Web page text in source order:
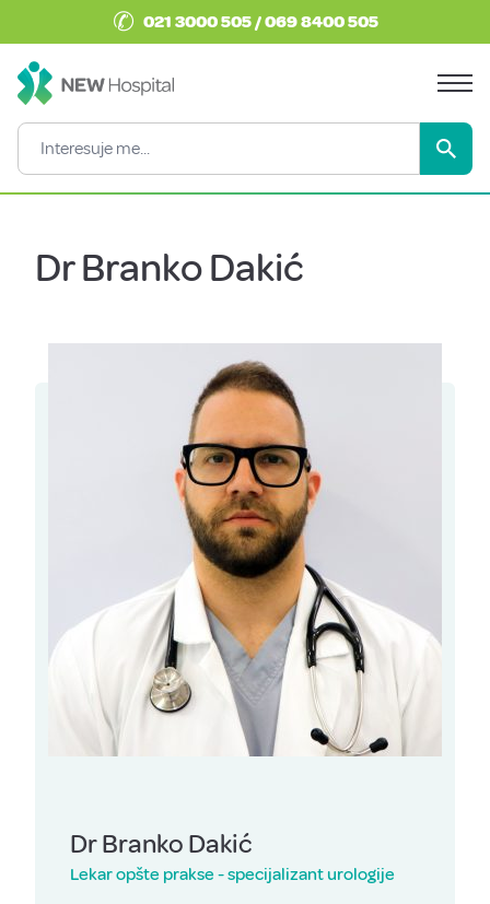
✆ 021 3000 505 / 069 8400 505
Dr Branko Dakić
Dr Branko Dakić
Lekar opšte prakse - specijalizant urologije